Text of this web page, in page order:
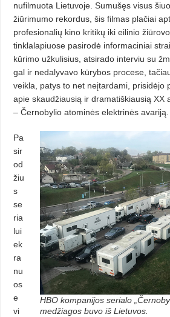
nufilmuota Lie­tuvoje. Sumušęs visus
žiūrimumo rekordus, šis filmas plačiai
profesionalių kino kritikų iki eilinio
tinklalapiuose pasirodė informaciniai
kūrimo užkulisius, atsirado interviu su
gal ir nedalyvavo kūrybos procese,
veikla, patys to net neįtardami, prisidėjo
apie skaudžiau­sią ir dramatiškiausią XX
– Černobylio atominės elektrinės avariją.
HBO kompanijos serialo
medžiagos buvo iš Lietuvos.
Pa
sir
od
žiu
s
se
ria
lui
ek
ra
nu
os
e
vi